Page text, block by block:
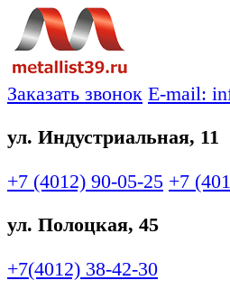
Заказать звонок E-mail:
ул. Индустриальная, 11
+7 (4012) 90-05-25 +7
ул. Полоцкая, 45
+7(4012) 38-42-30